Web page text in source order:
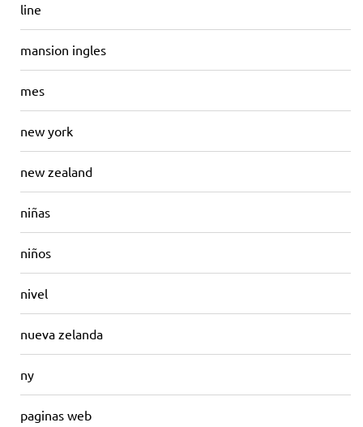
line
mansion ingles
mes
new york
new zealand
niñas
niños
nivel
nueva zelanda
ny
paginas web